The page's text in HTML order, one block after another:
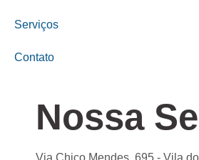
Serviços
Contato
Nossa
Via Chico Mendes, 695 - Vila